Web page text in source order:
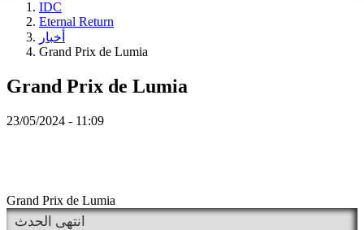
NO
PT
RO
TR
UK
IDC
Eternal Return
أخبار
Grand Prix de Lumia
Grand Prix de Lumia
23/05/2024 - 11:09
Grand Prix de Lumia
انتهى الحدث